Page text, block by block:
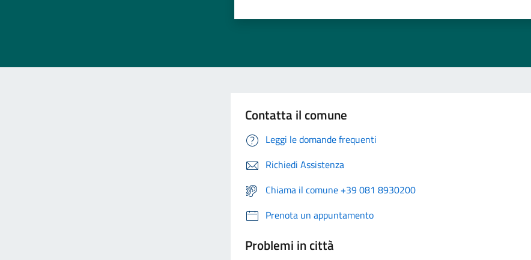
Contatta il comune
Leggi le domande frequenti
Richiedi Assistenza
Chiama il comune +39 081 8930200
Prenota un appuntamento
Problemi in città